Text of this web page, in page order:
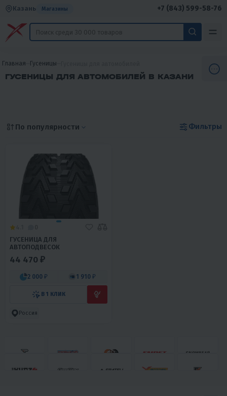
Казань Магазины +7 (843) 599-58-76
Главная Гусеницы
ГУСЕНИЦЫ ДЛЯ АВТОМОБИЛЕЙ В КАЗАНИ
По популярности Фильтры
ГУСЕНИЦА ДЛЯ
АВТОПОДВЕСОК
44 470 ₽
2 000 ₽ 1 910 ₽
В 1 КЛИК
Россия